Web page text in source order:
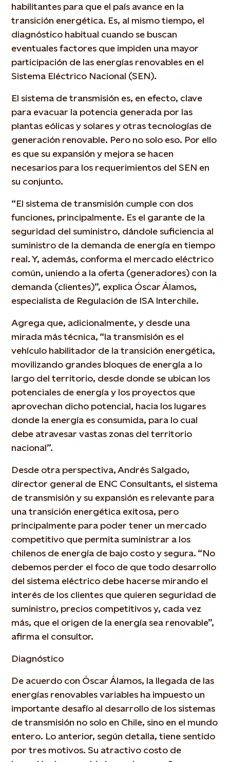
habilitantes para que el país avance en la
transición energética. Es, al mismo tiempo, el
diagnóstico habitual cuando se buscan
eventuales factores que impiden una mayor
participación de las energías renovables en el
Sistema Eléctrico Nacional (SEN).
El sistema de transmisión es, en efecto, clave
para evacuar la potencia generada por las
plantas eólicas y solares y otras tecnologías de
generación renovable. Pero no solo eso. Por ello
es que su expansión y mejora se hacen
necesarios para los requerimientos del SEN en
su conjunto.
“El sistema de transmisión cumple con dos
funciones, principalmente. Es el garante de la
seguridad del suministro, dándole suficiencia al
suministro de la demanda de energía en tiempo
real. Y, además, conforma el mercado eléctrico
común, uniendo a la oferta (generadores) con la
demanda (clientes)”, explica Óscar Álamos,
especialista de Regulación de ISA Interchile.
Agrega que, adicionalmente, y desde una
mirada más técnica, “la transmisión es el
vehículo habilitador de la transición energética,
movilizando grandes bloques de energía a lo
largo del territorio, desde donde se ubican los
potenciales de energía y los proyectos que
aprovechan dicho potencial, hacia los lugares
donde la energía es consumida, para lo cual
debe atravesar vastas zonas del territorio
nacional”.
Desde otra perspectiva, Andrés Salgado,
director general de ENC Consultants, el sistema
de transmisión y su expansión es relevante para
una transición energética exitosa, pero
principalmente para poder tener un mercado
competitivo que permita suministrar a los
chilenos de energía de bajo costo y segura. “No
debemos perder el foco de que todo desarrollo
del sistema eléctrico debe hacerse mirando el
interés de los clientes que quieren seguridad de
suministro, precios competitivos y, cada vez
más, que el origen de la energía sea renovable”,
afirma el consultor.
Diagnóstico
De acuerdo con Óscar Álamos, la llegada de las
energías renovables variables ha impuesto un
importante desafío al desarrollo de los sistemas
de transmisión no solo en Chile, sino en el mundo
entero. Lo anterior, según detalla, tiene sentido
por tres motivos. Su atractivo costo de